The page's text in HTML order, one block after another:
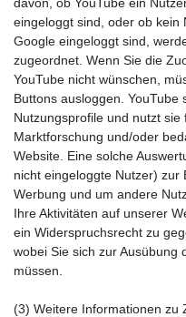
eingeloggt sind, oder ob kein
Google eingeloggt sind,
zugeordnet. Wenn Sie die
YouTube nicht wünschen,
Buttons ausloggen. YouTube
Nutzungsprofile und nutzt sie
Marktforschung und/oder
Website. Eine solche
nicht eingeloggte Nutzer)
Werbung und um andere
Ihre Aktivitäten auf unserer
ein Widerspruchsrecht zu
wobei Sie sich zur Ausübung
müssen.
(3) Weitere Informationen zu